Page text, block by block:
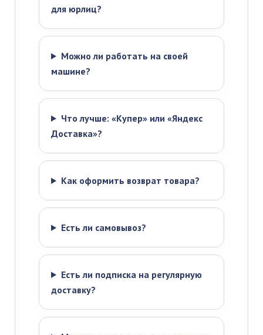
для юрлиц?
Можно ли работать на своей
машине?
Что лучше: «Купер» или «Яндекс
Доставка»?
Как оформить возврат товара?
Есть ли самовывоз?
Есть ли подписка на регулярную
доставку?